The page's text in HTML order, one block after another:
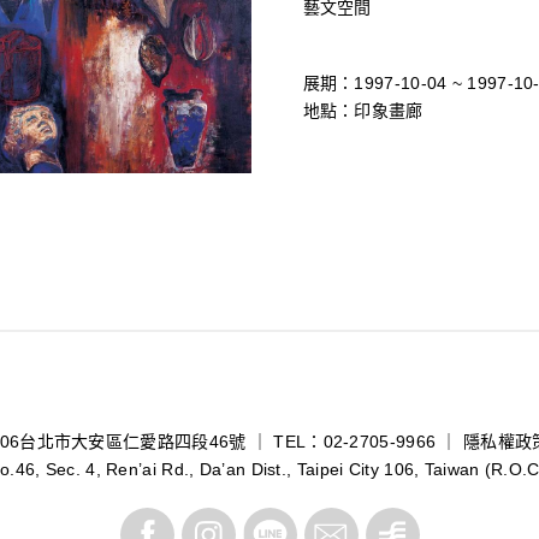
藝文空間
展期：1997-10-04 ~ 1997-
地點：印象畫廊
台北市大安區仁愛路四段46號 ｜ TEL：02-2705-9966 ｜ 隱私權政
Sec. 4, Ren’ai Rd., Da’an Dist., Taipei City 106, Taiwan